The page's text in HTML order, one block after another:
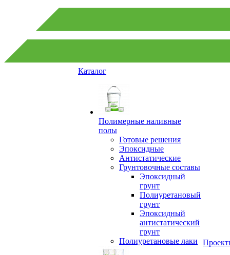
Каталог
Полимерные наливные
полы
Готовые решения
Эпоксидные
Антистатические
Грунтовочные составы
Эпоксидный
грунт
Полиуретановый
грунт
Эпоксидный
антистатический
грунт
Полиуретановые лаки